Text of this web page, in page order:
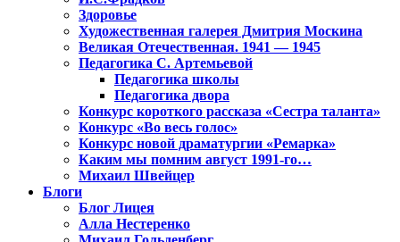
Здоровье
Художественная галерея Дмитрия Москина
Великая Отечественная. 1941 — 1945
Педагогика С. Артемьевой
Педагогика школы
Педагогика двора
Конкурс короткого рассказа «Сестра таланта»
Конкурс «Во весь голос»
Конкурс новой драматургии «Ремарка»
Каким мы помним август 1991-го…
Михаил Швейцер
Блоги
Блог Лицея
Алла Нестеренко